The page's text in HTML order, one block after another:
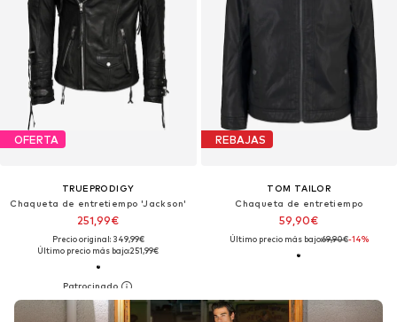
OFERTA
TRUEPRODIGY
Chaqueta de entretiempo 'Jackson'
251,99€
Precio original: 349,99€
Último precio más bajo:251,99€
REBAJAS
TOM TAILOR
Chaqueta de entretiempo
59,90€
Último precio más bajo:69,90€-14%